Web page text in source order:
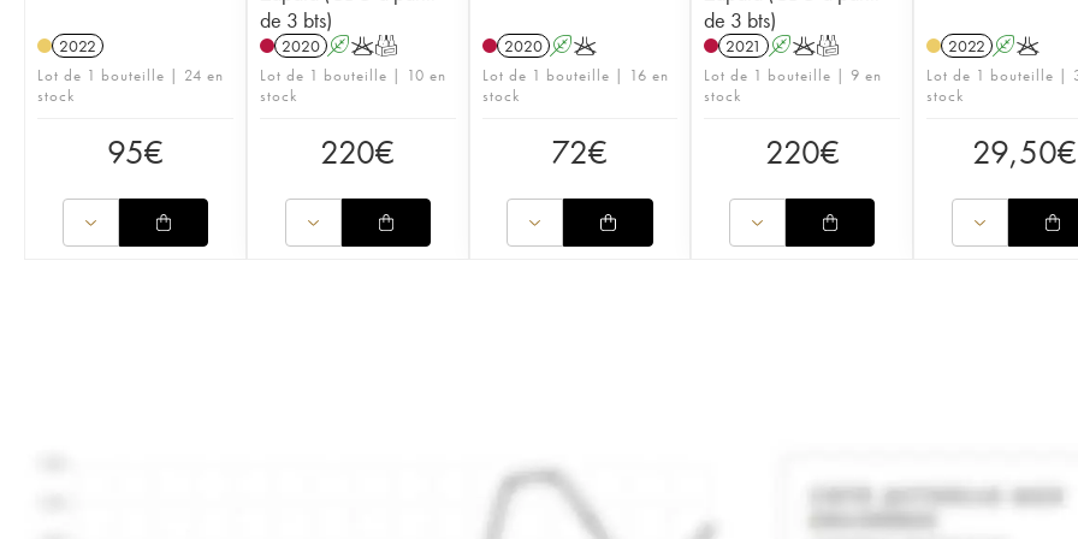
2022
Lot de 1 bouteille | 24 en
stock
95€
de 3 bts)
2020 AKT
Lot de 1 bouteille | 10 en
stock
220€
2020 AK
Lot de 1 bouteille | 16 en
stock
72€
de 3 bts)
2021 AKT
Lot de 1 bouteille | 9 en
stock
220€
2022 AK
Lot de 1 bouteille |
stock
29,50€